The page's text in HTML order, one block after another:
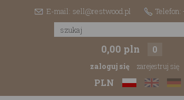
E-mail: sell@restwood.pl Telefon:
0,00 pln 0
zaloguj się zarejestruj się
PLN